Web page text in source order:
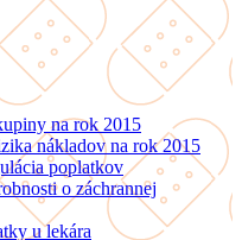
na rok 2015
nákladov na rok 2015
poplatkov
o záchrannej
u lekára